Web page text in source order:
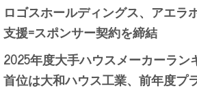
ロゴスホールディングス、アエラ
支援=スポンサー契約を締結
2025年度大手ハウスメーカーラン
首位は大和ハウス工業、前年度プ